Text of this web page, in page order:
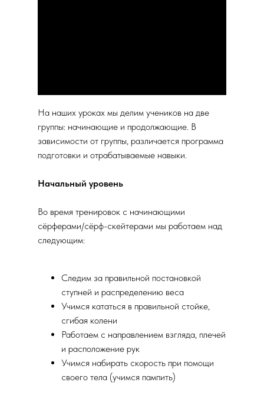
На наших уроках мы делим учеников на две
группы: начинающие и продолжающие. В
зависимости от группы, различается программа
подготовки и отрабатываемые навыки.
Начальный уровень
Во время тренировок с начинающими
сёрферами/сёрф-скейтерами мы работаем над
следующим:
Следим за правильной постановкой
ступней и распределению веса
Учимся кататься в правильной стойке,
сгибая колени
Работаем с направлением взгляда, плечей
и расположение рук
Учимся набирать скорость при помощи
своего тела (учимся пампить)